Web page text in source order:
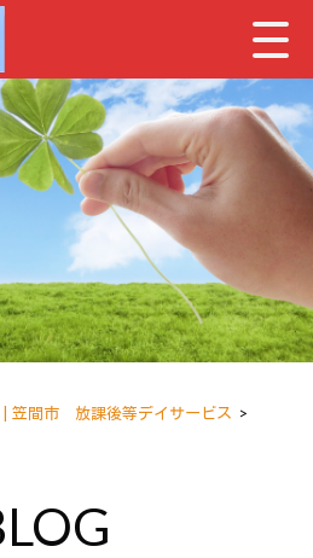
| 笠間市 放課後等デイサービス >